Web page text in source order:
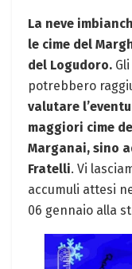
La neve
le cime del
del Logudoro.
potrebbero
valutare
maggiori cime
Marganai, sino
Fratelli. Vi
accumuli attesi
06 gennaio alla